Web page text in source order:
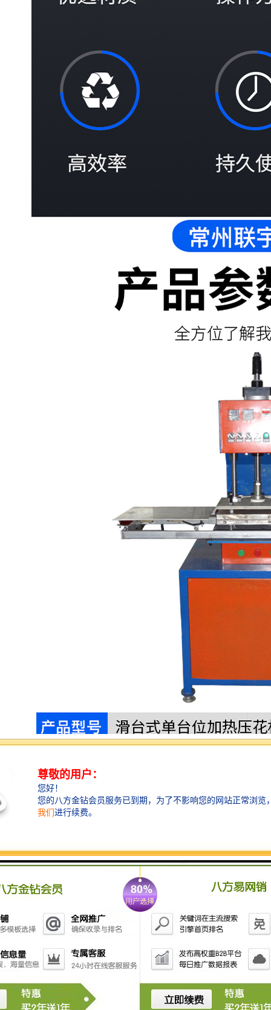
超声波压花机又称超声波花边机，是一种的缝合、压花
设备。主要用于合成纤维布料的缝边、熔接、熔切、压
花等，加工产品具有水密性好，生产效率高，不用针线
辅料，熔切面平滑边，手感好等特点。广泛应用于服
面口罩、立体口罩等）等行业。